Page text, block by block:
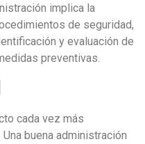
implica la
de seguridad,
y evaluación de
preventivas.
cada vez más
buena administración